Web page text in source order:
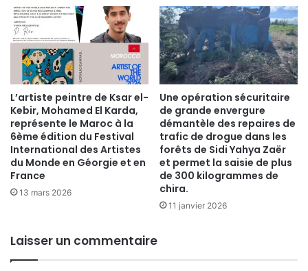
​L’artiste peintre de Ksar el-
Kebir, Mohamed El Karda,
représente le Maroc à la
6ème édition du Festival
International des Artistes
du Monde en Géorgie et en
France
13 mars 2026
Une opération sécuritaire
de grande envergure
démantèle des repaires de
trafic de drogue dans les
forêts de Sidi Yahya Zaër
et permet la saisie de plus
de 300 kilogrammes de
chira.
11 janvier 2026
Laisser un commentaire